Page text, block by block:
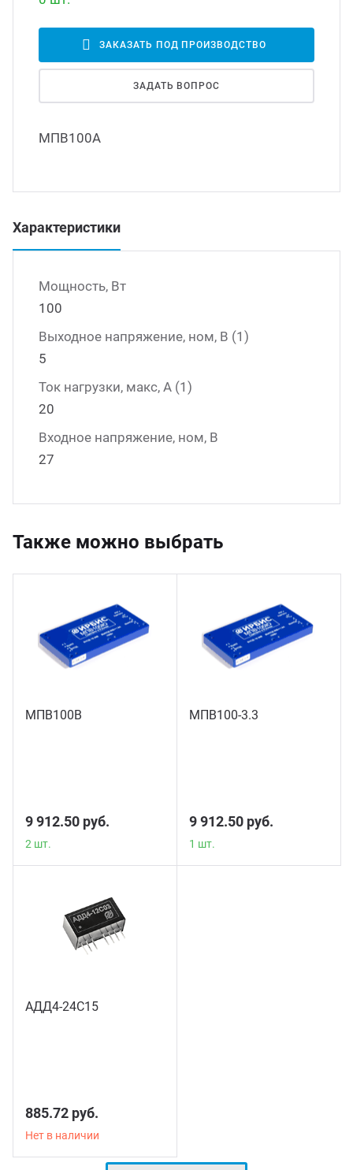
модули питания
DC преобразователи
AC инверторы
преобразователи
ЗАКАЗАТЬ ПОД ПРОИЗВОДСТВО
ЗАДАТЬ ВОПРОС
МПВ100А
Характеристики
Мощность, Вт
100
Выходное напряжение, ном, В (1)
5
Ток нагрузки, макс, А (1)
20
Входное напряжение, ном, В
27
Также можно выбрать
МПВ100В
9 912.50 руб.
2 шт.
МПВ100-3.3
9 912.50 руб.
1 шт.
АДД4-24С15
885.72 руб.
Нет в наличии